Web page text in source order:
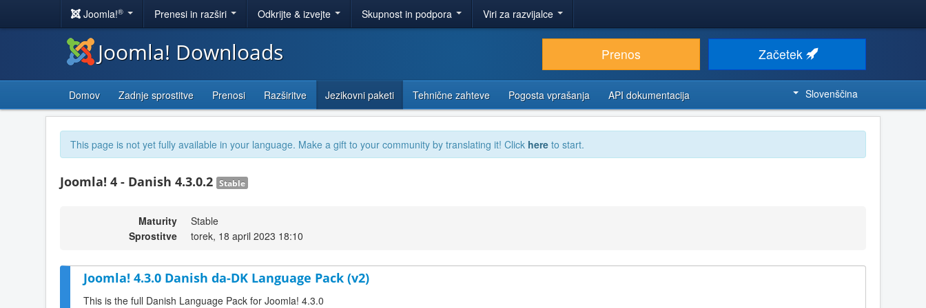
Joomla!® Prenesi in razširi Odkrijte & izvejte Skupnost in podpora Viri za razvijalce
Joomla! Downloads Prenos Začetek
Domov Zadnje sprostitve Prenosi Razširitve Jezikovni paketi Tehnične zahteve Pogosta vprašanja API dokumentacija Slovenščina
This page is not yet fully available in your language. Make a gift to your community by translating it! Click here to start.
Joomla! 4 - Danish 4.3.0.2 Stable
Maturity
Stable
Sprostitve
torek, 18 april 2023 18:10
Joomla! 4.3.0 Danish da-DK Language Pack (v2)
This is the full Danish Language Pack for Joomla! 4.3.0